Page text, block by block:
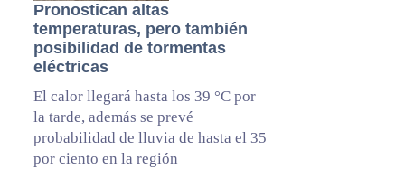
Pronostican altas
temperaturas, pero también
posibilidad de tormentas
eléctricas
El calor llegará hasta los 39 °C por
la tarde, además se prevé
probabilidad de lluvia de hasta el 35
por ciento en la región